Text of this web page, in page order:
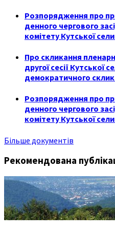
Розпорядження про
денного чергового
комітету Кутської
Про скликання
другої сесії Кутської
демократичного
Розпорядження про
денного чергового
комітету Кутської
Більше документів
Рекомендована